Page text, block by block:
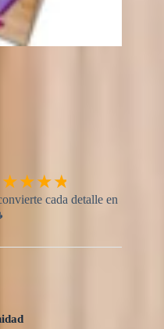
★
cada detalle en